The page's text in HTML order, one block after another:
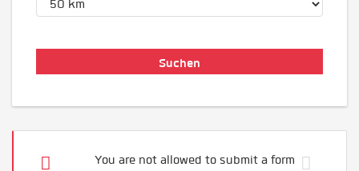
You are not allowed to submit a form